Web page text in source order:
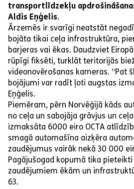
transportlīdzekļu
Aldis Eņģelis.
Ārzemēs ir svarīgi neatstāt
bojāta tikai ceļa infrastruktūra,
barjeras vai ēkas. Daudzviet
rūpīgi fiksēti, turklāt teritorijās
videonovērošanas kameras. “Pat
bojājumi var radīt ļoti augstas
Eņģelis.
Piemēram, pērn Norvēģijā kāds
no ceļa un sabojāja grāvjus un
izmaksāta 6000 eiro OCTA
smagā automašīna aizķēra
zaudējumus vairāk nekā 30 000
Pagājušogad kopumā tika
zaudējumiem ēkām un
63.